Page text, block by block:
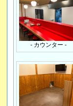
- カウンター -